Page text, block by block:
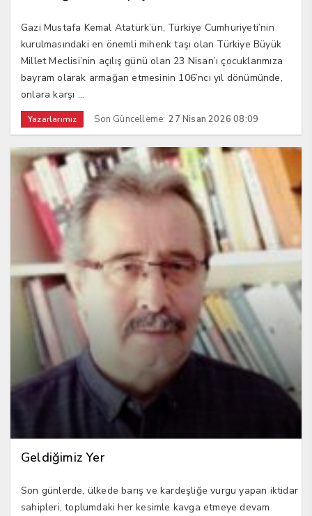
Gazi Mustafa Kemal Atatürk’ün, Türkiye Cumhuriyeti’nin
kurulmasındaki en önemli mihenk taşı olan Türkiye Büyük
Millet Meclisi’nin açılış günü olan 23 Nisan’ı çocuklarımıza
bayram olarak armağan etmesinin 106’ncı yıl dönümünde,
onlara karşı ...
Yazarlarımız Son Güncelleme: 27 Nisan 2026 08:09
Geldiğimiz Yer
Son günlerde, ülkede barış ve kardeşliğe vurgu yapan iktidar
sahipleri, toplumdaki her kesimle kavga etmeye devam